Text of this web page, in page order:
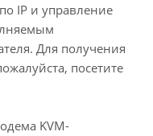
IP и управление
Для получения
посетите
KVM-